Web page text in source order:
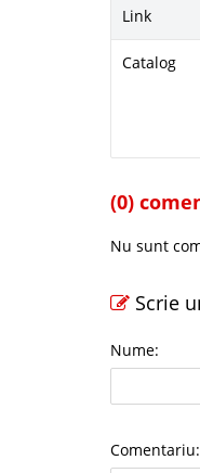
Link
Catalog
(0)
Nu sunt
Scrie
Nume:
Comentariu: